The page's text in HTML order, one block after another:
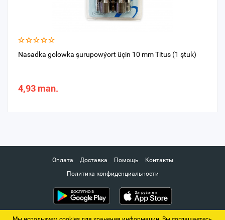
Nasadka golowka şurupowýort üçin 10 mm Titus (1 ştuk)
4,93 man.
Оплата Доставка Помощь
Контакты
Политика конфиденциальности